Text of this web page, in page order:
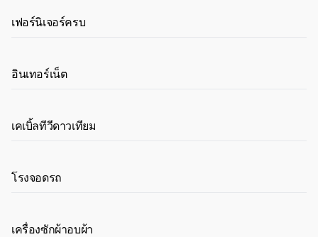
เฟอร์นิเจอร์ครบ
อินเทอร์เน็ต
เคเบิ้ลทีวีดาวเทียม
โรงจอดรถ
เครื่องซักผ้าอบผ้า